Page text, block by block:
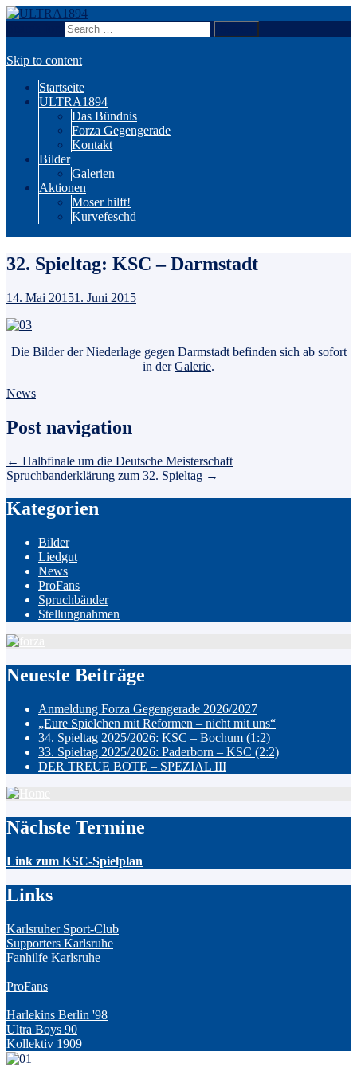
ULTRA1894
Skip to content
Startseite
ULTRA1894
Das Bündnis
Forza Gegengerade
Kontakt
Bilder
Galerien
Aktionen
Moser hilft!
Kurvefeschd
32. Spieltag: KSC – Darmstadt
14. Mai 20151. Juni 2015
Die Bilder der Niederlage gegen Darmstadt befinden sich ab sofort
in derGalerie.
News
Post navigation
← Halbfinale um die Deutsche Meisterschaft
Spruchbanderklärung zum 32. Spieltag →
Kategorien
Bilder
Liedgut
News
ProFans
Spruchbänder
Stellungnahmen
Neueste Beiträge
Anmeldung Forza Gegengerade 2026/2027
„Eure Spielchen mit Reformen – nicht mit uns“
34. Spieltag 2025/2026: KSC – Bochum (1:2)
33. Spieltag 2025/2026: Paderborn – KSC (2:2)
DER TREUE BOTE – SPEZIAL III
Nächste Termine
Link zum KSC-Spielplan
Links
Karlsruher Sport-Club
Supporters Karlsruhe
Fanhilfe Karlsruhe
ProFans
Harlekins Berlin '98
Ultra Boys 90
Kollektiv 1909